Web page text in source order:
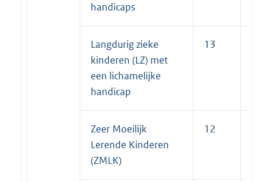
handicaps
Langdurig zieke
kinderen (LZ) met
een lichamelijke
handicap
13
Zeer Moeilijk
Lerende Kinderen
(ZMLK)
12